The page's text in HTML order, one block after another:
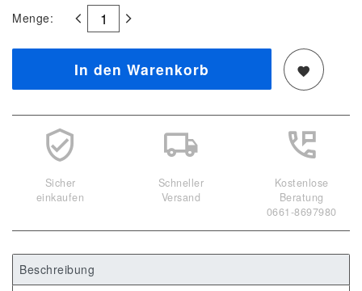
Menge:
In den Warenkorb
Sicher
einkaufen
Schneller
Versand
Kostenlose
Beratung
0661-8697980
Beschreibung